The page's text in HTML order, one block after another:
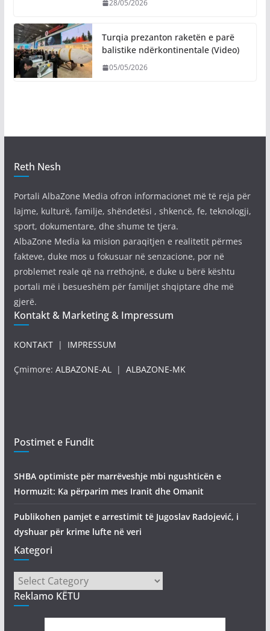
28/05/2026
Turqia prezanton raketën e parë
balistike ndërkontinentale (Video)
05/05/2026
Reth Nesh
Portali AlbaZone Media ofron informacionet më të reja për
lajme, kulturë, familje, shëndetësi , shkencë, fe, teknologji,
sport, dokumentare, dhe shume te tjera.
AlbaZone Media ka mision paraqitjen e realitetit përmes
fakteve, duke mos u fokusuar në senzacione, por në
problemet reale që na rrethojnë, e duke u bërë kështu
portali më i besueshëm për familjet shqiptare dhe më
gjerë.
Kontakt & Marketing & Impressum
KONTAKT| IMPRESSUM
Çmimore: ALBAZONE-AL| ALBAZONE-MK
Postimet e Fundit
SHBA optimiste për marrëveshje mbi ngushticën e
Hormuzit: Ka përparim mes Iranit dhe Omanit
Publikohen pamjet e arrestimit të Jugoslav Radojević, i
dyshuar për krime lufte në veri
Kategori
Kategori
Reklamo KËTU